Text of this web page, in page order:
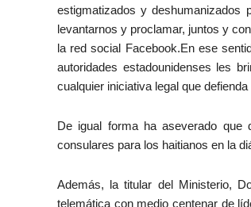
estigmatizados y
levantarnos y proclamar, juntos y
la red social Facebook.En ese
autoridades estadounidenses les
cualquier iniciativa legal que
De igual forma ha aseverado que
consulares para los haitianos en la
Además, la titular del Ministerio,
telemática con medio centenar de